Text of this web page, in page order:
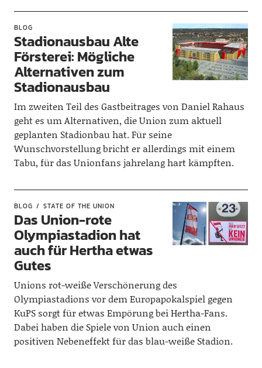
BLOG
Stadionausbau Alte
Försterei: Mögliche
Alternativen zum
Stadionausbau
Im zweiten Teil des Gastbeitrages von Daniel Rahaus
geht es um Alternativen, die Union zum aktuell
geplanten Stadionbau hat. Für seine
Wunschvorstellung bricht er allerdings mit einem
Tabu, für das Unionfans jahrelang hart kämpften.
BLOG STATE OF THE UNION
Das Union-rote
Olympiastadion hat
auch für Hertha etwas
Gutes
Unions rot-weiße Verschönerung des
Olympiastadions vor dem Europapokalspiel gegen
KuPS sorgt für etwas Empörung bei Hertha-Fans.
Dabei haben die Spiele von Union auch einen
positiven Nebeneffekt für das blau-weiße Stadion.